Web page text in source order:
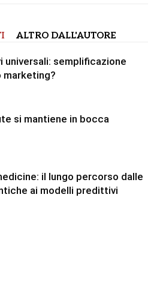
ALTRO DALL'AUTORE
universali: semplificazione
marketing?
si mantiene in bocca
il lungo percorso dalle
ai modelli predittivi